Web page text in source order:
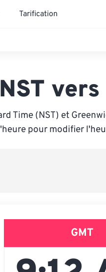
Tarification
vers
Time (NST) et
pour modifier
GMT